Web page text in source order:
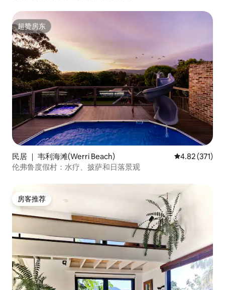
超赞房东
超赞房东
民居 ｜ 韦利海滩(Werri Beach) 平均评分 4.82
4.82 (371)
伦弗鲁度假村：水疗、披萨和日落景观
房客推荐
房客推荐